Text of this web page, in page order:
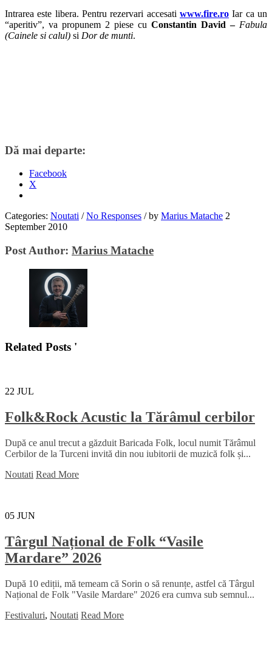
Intrarea este libera. Pentru rezervari accesati www.fire.ro Iar ca un
“aperitiv”, va propunem 2 piese cu Constantin David – Fabula
(Cainele si calul) si Dor de munti.
Dă mai departe:
Facebook
X
Categories: Noutati / No Responses /by Marius Matache 2
September 2010
Post Author: Marius Matache
Related Posts '
22 JUL
Folk&Rock Acustic la Tărâmul cerbilor
După ce anul trecut a găzduit Baricada Folk, locul numit Tărâmul
Cerbilor de la Turceni invită din nou iubitorii de muzică folk și...
Noutati Read More
05 JUN
Târgul Național de Folk “Vasile
Mardare” 2026
După 10 ediții, mă temeam că Sorin o să renunțe, astfel că Târgul
Național de Folk "Vasile Mardare" 2026 era cumva sub semnul...
Festivaluri, Noutati Read More